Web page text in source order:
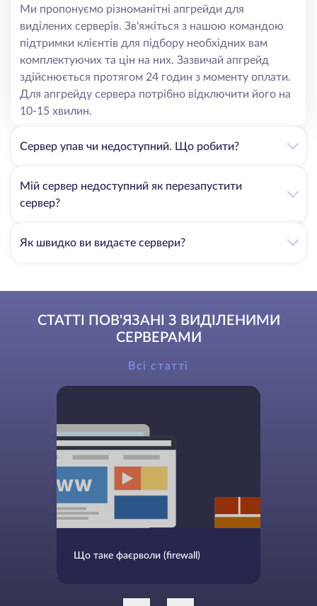
Ми пропонуємо різноманітні апгрейди для
виділених серверів. Зв'яжіться з нашою командою
підтримки клієнтів для підбору необхідних вам
комплектуючих та цін на них. Зазвичай апгрейд
здійснюється протягом 24 годин з моменту оплати.
Для апгрейду сервера потрібно відключити його на
10-15 хвилин.
Сервер упав чи недоступний. Що робити?
Мій сервер недоступний як перезапустити
сервер?
Як швидко ви видаєте сервери?
СТАТТІ ПОВ'ЯЗАНІ З ВИДІЛЕНИМИ
СЕРВЕРАМИ
Всі статті
Що таке фаєрволи (firewall)